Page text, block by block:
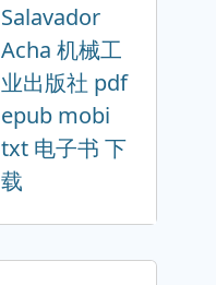
Salavador
Acha 机械工
业出版社 pdf
epub mobi
txt 电子书 下
载